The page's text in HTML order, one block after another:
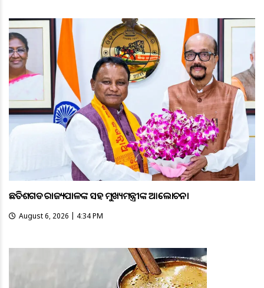
ଛତିଶଗଡ ରାଜ୍ୟପାଳଙ୍କ ସହ ମୁଖ୍ୟମନ୍ତ୍ରୀଙ୍କ ଆଲୋଚନା
August 6, 2026 | 4:34 PM